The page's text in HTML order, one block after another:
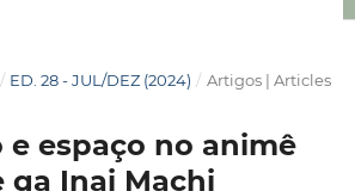
/ ED. 28 - JUL/DEZ (2024) / Artigos | Articles
e espaço no animê
ga Inai Machi